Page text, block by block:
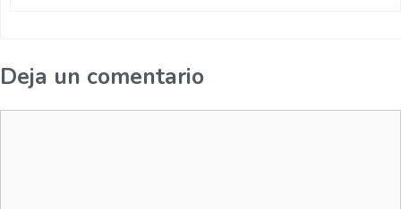
Deja un comentario